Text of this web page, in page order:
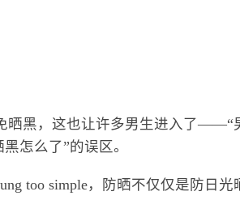
晒黑，这也让许多男生进入了——“
怎么了”的误区。
too simple，防晒不仅仅是防日